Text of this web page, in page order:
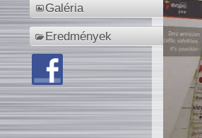
Galéria
Eredmények